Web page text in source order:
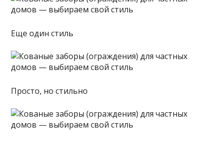
Еще один стиль
Просто, но стильно